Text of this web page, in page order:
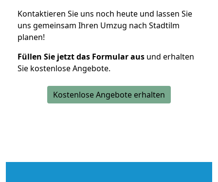
Kontaktieren Sie uns noch heute und lassen Sie
uns gemeinsam Ihren Umzug nach Stadtilm
planen!
Füllen Sie jetzt das Formular aus und erhalten
Sie kostenlose Angebote.
Kostenlose Angebote erhalten